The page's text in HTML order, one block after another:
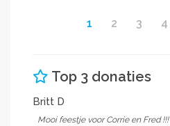
1 2 3 4
Top 3 donaties
Britt D
Mooi feestje voor Corrie en Fred !!! ️